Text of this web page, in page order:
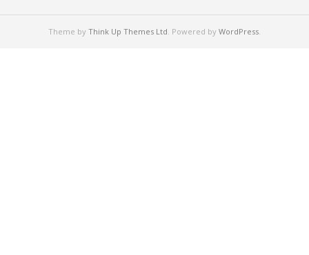
Theme by Think Up Themes Ltd. Powered by WordPress.